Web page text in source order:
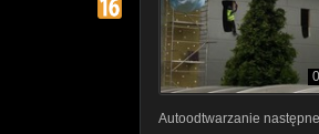
Autoodtwarzanie